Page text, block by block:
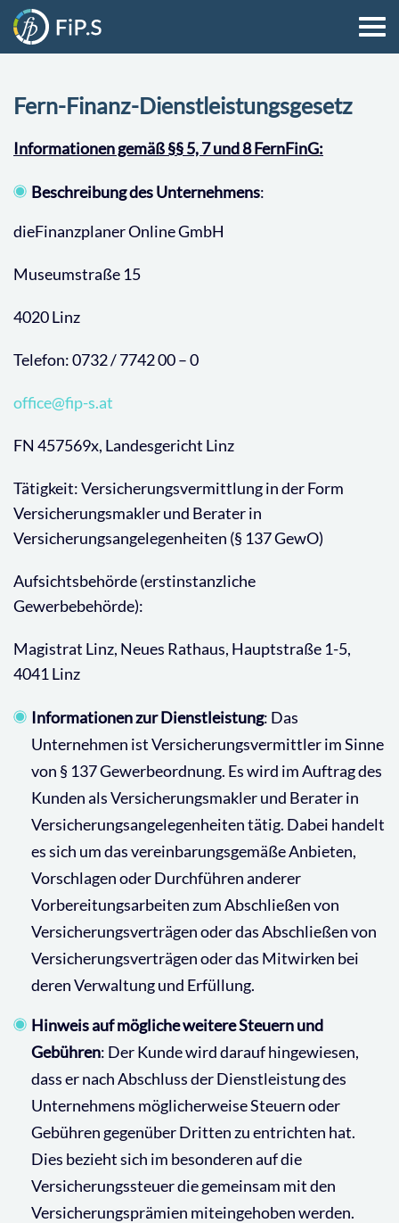
Fern-Finanz-Dienstleistungsgesetz
Informationen gemäß §§ 5, 7 und 8 FernFinG:
Beschreibung des Unternehmens:
dieFinanzplaner Online GmbH
Museumstraße 15
4020 Linz
Telefon: 0732 / 7742 00 – 0
office@fip-s.at
FN 457569x, Landesgericht Linz
Tätigkeit: Versicherungsvermittlung in der Form
Versicherungsmakler und Berater in
Versicherungsangelegenheiten (§ 137 GewO)
Aufsichtsbehörde (erstinstanzliche
Gewerbebehörde):
Magistrat Linz, Neues Rathaus, Hauptstraße 1-5,
4041 Linz
Informationen zur Dienstleistung: Das
Unternehmen ist Versicherungsvermittler im Sinne
von § 137 Gewerbeordnung. Es wird im Auftrag des
Kunden als Versicherungsmakler und Berater in
Versicherungsangelegenheiten tätig. Dabei handelt
es sich um das vereinbarungsgemäße Anbieten,
Vorschlagen oder Durchführen anderer
Vorbereitungsarbeiten zum Abschließen von
Versicherungsverträgen oder das Abschließen von
Versicherungsverträgen oder das Mitwirken bei
deren Verwaltung und Erfüllung.
Hinweis auf mögliche weitere Steuern und
Gebühren: Der Kunde wird darauf hingewiesen,
dass er nach Abschluss der Dienstleistung des
Unternehmens möglicherweise Steuern oder
Gebühren gegenüber Dritten zu entrichten hat.
Dies bezieht sich im besonderen auf die
Versicherungssteuer die gemeinsam mit den
Versicherungsprämien miteingehoben werden.